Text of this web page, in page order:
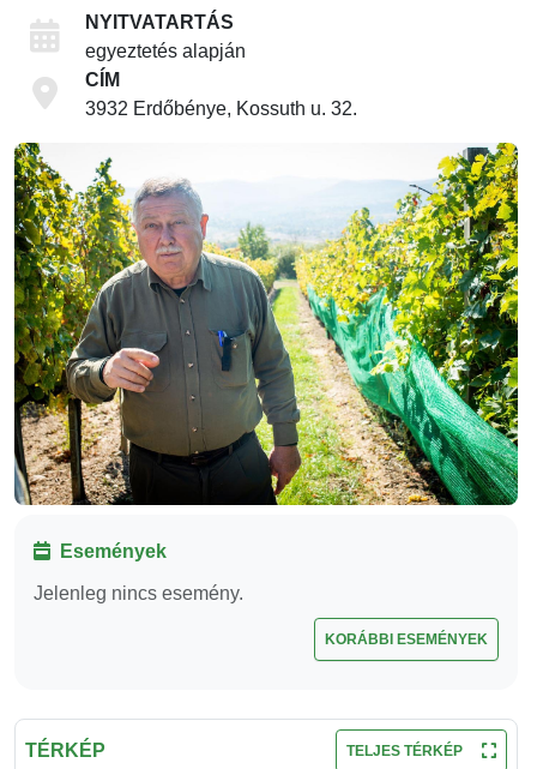
NYITVATARTÁS
egyeztetés alapján
CÍM
3932 Erdőbénye, Kossuth u. 32.
Események
Jelenleg nincs esemény.
KORÁBBI ESEMÉNYEK
TÉRKÉP TELJES TÉRKÉP